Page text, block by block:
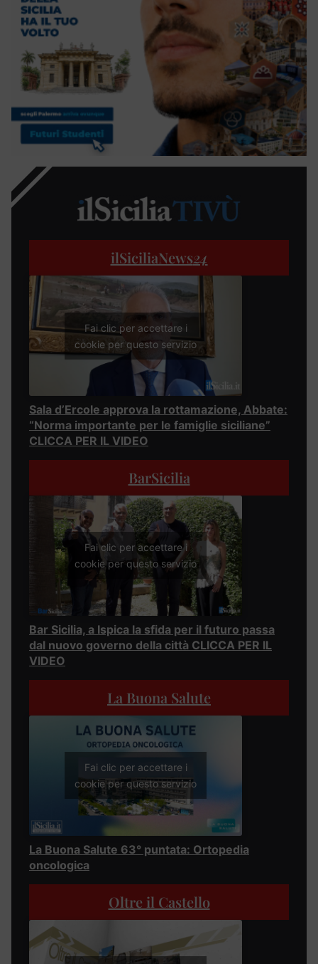
ilSiciliaNews24
Fai clic per accettare i
cookie per questo servizio
Sala d’Ercole approva la rottamazione, Abbate:
“Norma importante per le famiglie siciliane”
CLICCA PER IL VIDEO
BarSicilia
Fai clic per accettare i
cookie per questo servizio
Bar Sicilia, a Ispica la sfida per il futuro passa
dal nuovo governo della città CLICCA PER IL
VIDEO
La Buona Salute
Fai clic per accettare i
cookie per questo servizio
La Buona Salute 63° puntata: Ortopedia
oncologica
Oltre il Castello